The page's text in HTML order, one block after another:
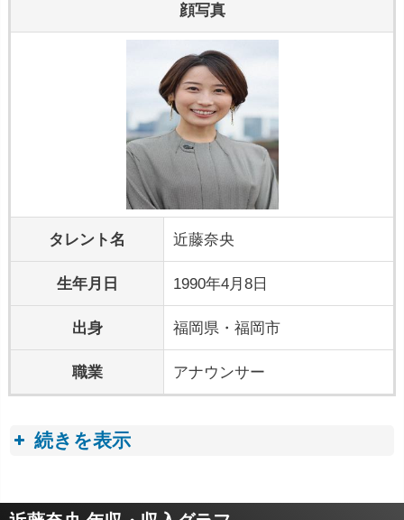
顔写真
タレント名 近藤奈央
生年月日 1990年4月8日
出身 福岡県・福岡市
職業 アナウンサー
続きを表示
プロフィールトピック